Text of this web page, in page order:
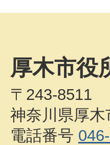
厚木市役
〒243-8511
神奈川県厚
電話番号